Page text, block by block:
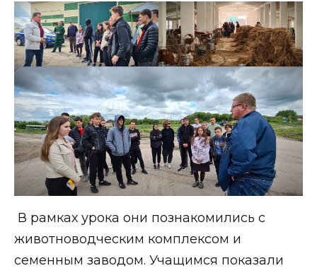
В рамках урока они познакомились с
животноводческим комплексом и
семенным заводом. Учащимся показали